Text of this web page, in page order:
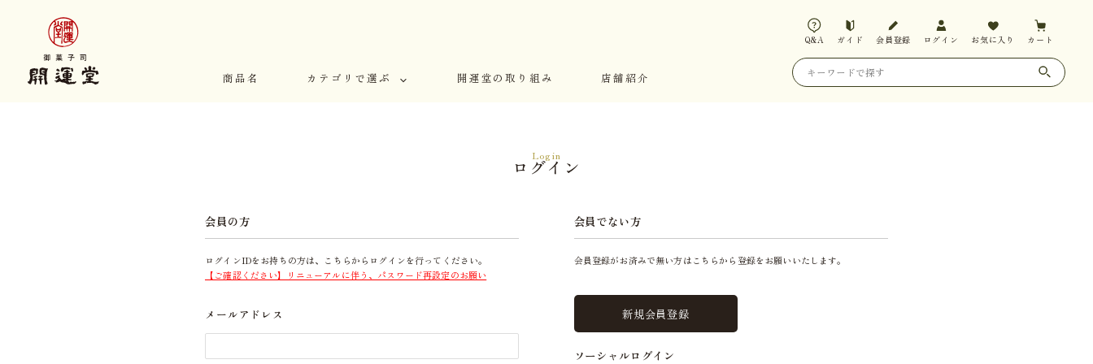
商品名 カテゴリで選ぶ 開運堂の取り組み 店舗紹介
Q&A ガイド 会員登録 ログイン お気に入り カート
Login
ログイン
会員の方
ログインIDをお持ちの方は、こちらからログインを行ってください。
【ご確認ください】リニューアルに伴う、パスワード再設定のお願い
メールアドレス
会員でない方
会員登録がお済みで無い方はこちらから登録をお願いいたします。
新規会員登録
ソーシャルログイン